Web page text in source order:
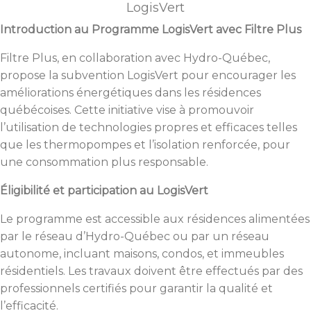
LogisVert
Introduction au Programme LogisVert avec Filtre Plus
Filtre Plus, en collaboration avec Hydro-Québec,
propose la subvention LogisVert pour encourager les
améliorations énergétiques dans les résidences
québécoises. Cette initiative vise à promouvoir
l’utilisation de technologies propres et efficaces telles
que les thermopompes et l’isolation renforcée, pour
une consommation plus responsable.
Éligibilité et participation au LogisVert
Le programme est accessible aux résidences alimentées
par le réseau d’Hydro-Québec ou par un réseau
autonome, incluant maisons, condos, et immeubles
résidentiels. Les travaux doivent être effectués par des
professionnels certifiés pour garantir la qualité et
l’efficacité.